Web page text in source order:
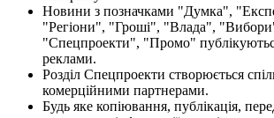
Новини з позначками "Думка",
"Регіони", "Гроші", "Влада",
"Спецпроекти", "Промо"
реклами.
Розділ Спецпроекти створюється
комерційними партнерами.
Будь яке копіювання, публікація,